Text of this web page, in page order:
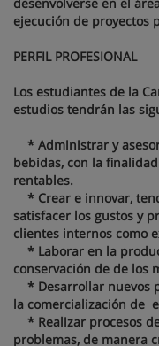
ejecución de proyectos
PERFIL PROFESIONAL
Los estudiantes de la
estudios tendrán las
* Administrar y
bebidas, con la
rentables.
* Crear e innovar,
satisfacer los gustos y
clientes internos como
* Laborar en la
conservación de de los
* Desarrollar nuevos
la comercialización de
* Realizar procesos
problemas, de manera